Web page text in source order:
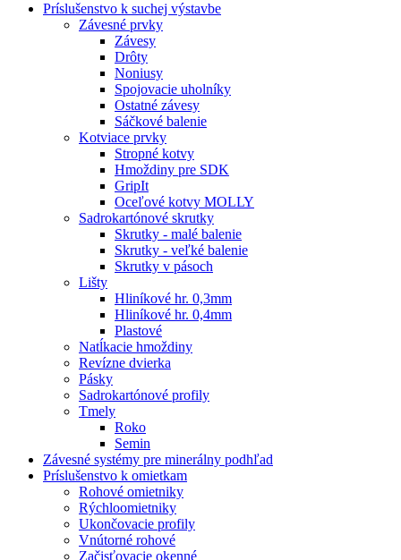
Príslušenstvo k suchej výstavbe
Závesné prvky
Závesy
Drôty
Noniusy
Spojovacie uholníky
Ostatné závesy
Sáčkové balenie
Kotviace prvky
Stropné kotvy
Hmoždiny pre SDK
GripIt
Oceľové kotvy MOLLY
Sadrokartónové skrutky
Skrutky - malé balenie
Skrutky - veľké balenie
Skrutky v pásoch
Lišty
Hliníkové hr. 0,3mm
Hliníkové hr. 0,4mm
Plastové
Natĺkacie hmoždiny
Revízne dvierka
Pásky
Sadrokartónové profily
Tmely
Roko
Semin
Závesné systémy pre minerálny podhľad
Príslušenstvo k omietkam
Rohové omietniky
Rýchloomietniky
Ukončovacie profily
Vnútorné rohové
Začisťovacie okenné